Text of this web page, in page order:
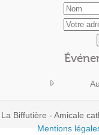
La Biffutière - Amicale
Mentions